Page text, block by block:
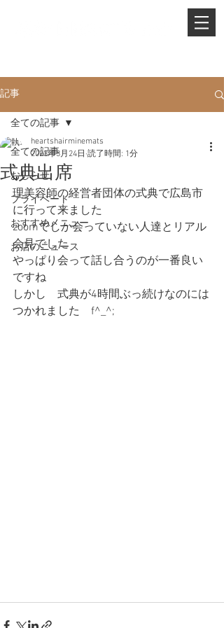
記事
全ての記事
おしらせ
プライベート
おすすめメニュー
お店のニュース
全ての記事
式典出席
heartshairminemats
2023年3月24日 読了時間: 1分
理美容師の経営者団体の式典で広島市
に行って来ました
zoomでしか会っていない人達とリアル
会見でした
やっぱり会って話し合うのが一番良い
ですね
しかし　式典が4時間ぶっ続けなのには
つかれました　f^_^;